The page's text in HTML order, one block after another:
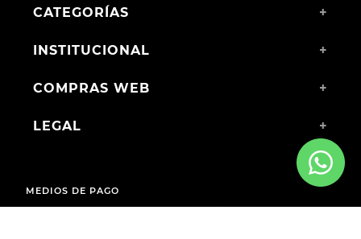
CATEGORÍAS +
INSTITUCIONAL +
COMPRAS WEB +
LEGAL +
MEDIOS DE PAGO